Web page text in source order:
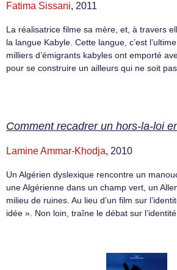
Fatima Sissani, 2011
La réalisatrice filme sa mère, et, à travers
la langue Kabyle. Cette langue, c’est
milliers d’émigrants kabyles ont emporté
pour se construire un ailleurs qui ne soit pas
Comment recadrer un hors-la-loi
Lamine Ammar-Khodja, 2010
Un Algérien dyslexique rencontre un
une Algérienne dans un champ vert, un
milieu de ruines. Au lieu d’un film sur
idée ». Non loin, traîne le débat sur